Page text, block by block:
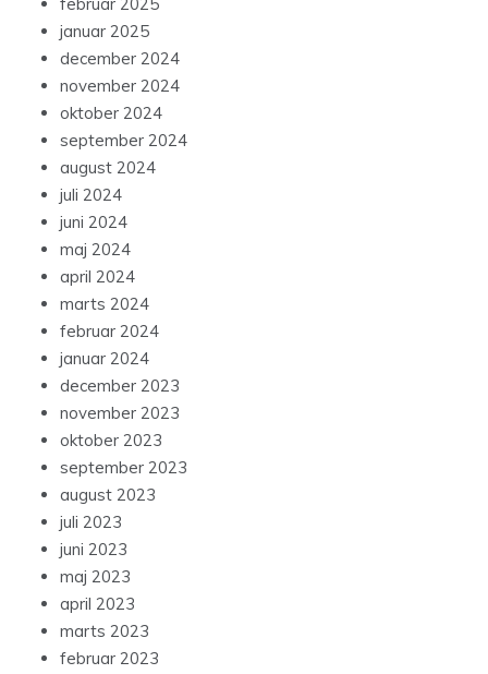
januar 2025
december 2024
november 2024
oktober 2024
september 2024
august 2024
juli 2024
juni 2024
maj 2024
april 2024
marts 2024
februar 2024
januar 2024
december 2023
november 2023
oktober 2023
september 2023
august 2023
juli 2023
juni 2023
maj 2023
april 2023
marts 2023
februar 2023